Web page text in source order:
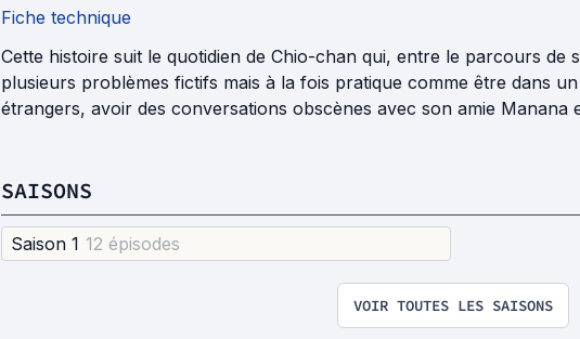
Fiche technique
Cette histoire suit le quotidien de Chio-chan qui, entre le parcours de
plusieurs problèmes fictifs mais à la fois pratique comme être dans
étrangers, avoir des conversations obscènes avec son amie Manana
SAISONS
Saison 1 12 épisodes
VOIR TOUTES LES SAISONS